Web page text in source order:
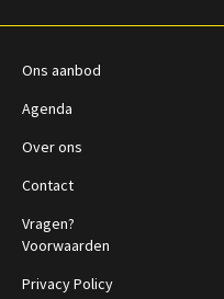
Ons aanbod
Agenda
Over ons
Contact
Vragen?
Voorwaarden
Privacy Policy